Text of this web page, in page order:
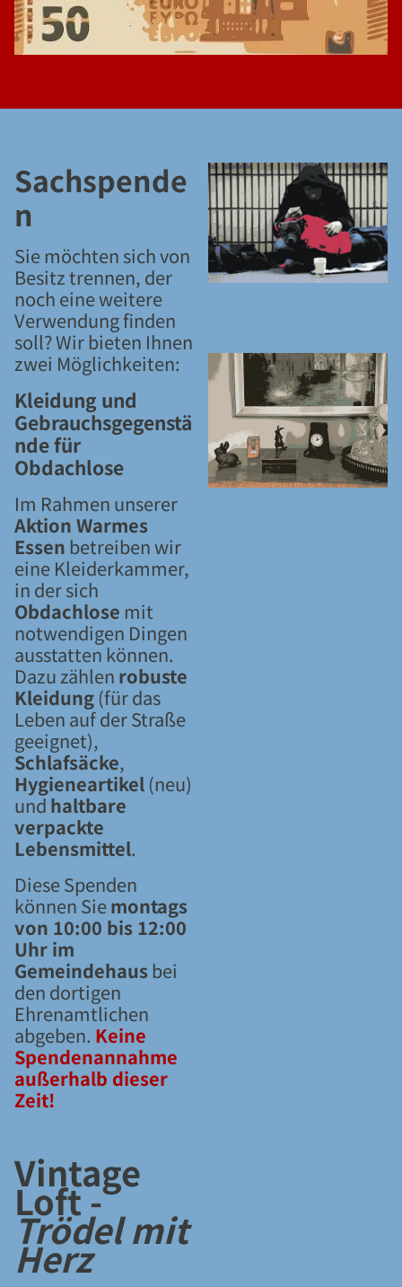
Sachspende
n
Sie möchten sich von
Besitz trennen, der
noch eine weitere
Verwendung finden
soll? Wir bieten Ihnen
zwei Möglichkeiten:
Kleidung und
Gebrauchsgegenstä
nde für
Obdachlose
Im Rahmen unserer
Aktion Warmes
Essen betreiben wir
eine Kleiderkammer,
in der sich
Obdachlose mit
notwendigen Dingen
ausstatten können.
Dazu zählen robuste
Kleidung (für das
Leben auf der Straße
geeignet),
Schlafsäcke,
Hygieneartikel (neu)
und haltbare
verpackte
Lebensmittel.
Diese Spenden
können Siemontags
von 10:00 bis 12:00
Uhr im
Gemeindehaus bei
den dortigen
Ehrenamtlichen
abgeben. Keine
Spendenannahme
außerhalb dieser
Zeit!
Vintage
Loft -
Trödel mit
Herz